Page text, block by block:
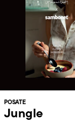
POSATE
Jungle